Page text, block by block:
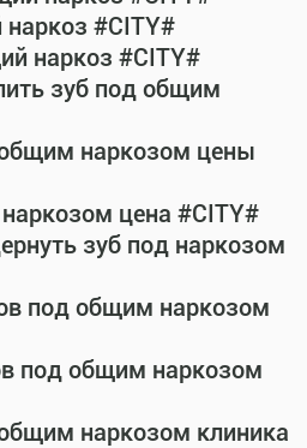
#CITY#
наркоз #CITY#
зуб под общим
наркозом цены
цена #CITY#
зуб под наркозом
под общим наркозом
под общим наркозом
наркозом клиника